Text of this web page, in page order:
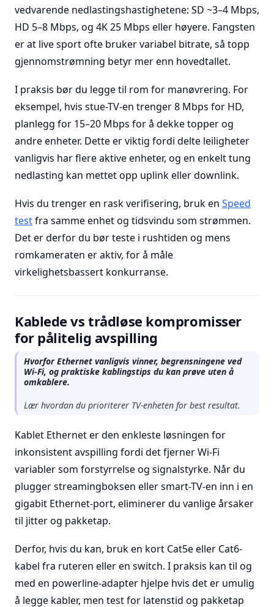
vedvarende nedlastingshastighetene: SD ~3–4 Mbps,
HD 5–8 Mbps, og 4K 25 Mbps eller høyere. Fangsten
er at live sport ofte bruker variabel bitrate, så topp
gjennomstrømning betyr mer enn hovedtallet.
I praksis bør du legge til rom for manøvrering. For
eksempel, hvis stue-TV-en trenger 8 Mbps for HD,
planlegg for 15–20 Mbps for å dekke topper og
andre enheter. Dette er viktig fordi delte leiligheter
vanligvis har flere aktive enheter, og en enkelt tung
nedlasting kan mettet opp uplink eller downlink.
Hvis du trenger en rask verifisering, bruk en Speed
testfra samme enhet og tidsvindu som strømmen.
Det er derfor du bør teste i rushtiden og mens
romkameraten er aktiv, for å måle
virkelighetsbassert konkurranse.
Kablede vs trådløse kompromisser
for pålitelig avspilling
Hvorfor Ethernet vanligvis vinner, begrensningene ved
Wi-Fi, og praktiske kablingstips du kan prøve uten å
omkablere.
Lær hvordan du prioriterer TV-enheten for best resultat.
Kablet Ethernet er den enkleste løsningen for
inkonsistent avspilling fordi det fjerner Wi-Fi
variabler som forstyrrelse og signalstyrke. Når du
plugger streamingboksen eller smart-TV-en inn i en
gigabit Ethernet-port, eliminerer du vanlige årsaker
til jitter og pakketap.
Derfor, hvis du kan, bruk en kort Cat5e eller Cat6-
kabel fra ruteren eller en switch. I praksis kan til og
med en powerline-adapter hjelpe hvis det er umulig
å legge kabler, men test for latenstid og pakketap